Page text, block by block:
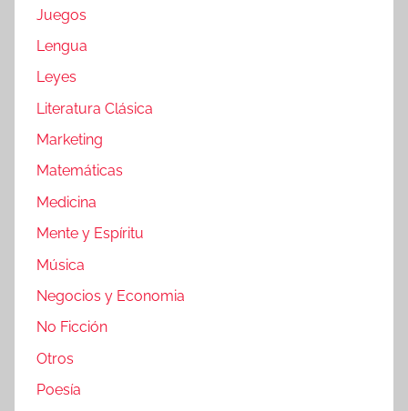
Juegos
Lengua
Leyes
Literatura Clásica
Marketing
Matemáticas
Medicina
Mente y Espíritu
Música
Negocios y Economia
No Ficción
Otros
Poesía